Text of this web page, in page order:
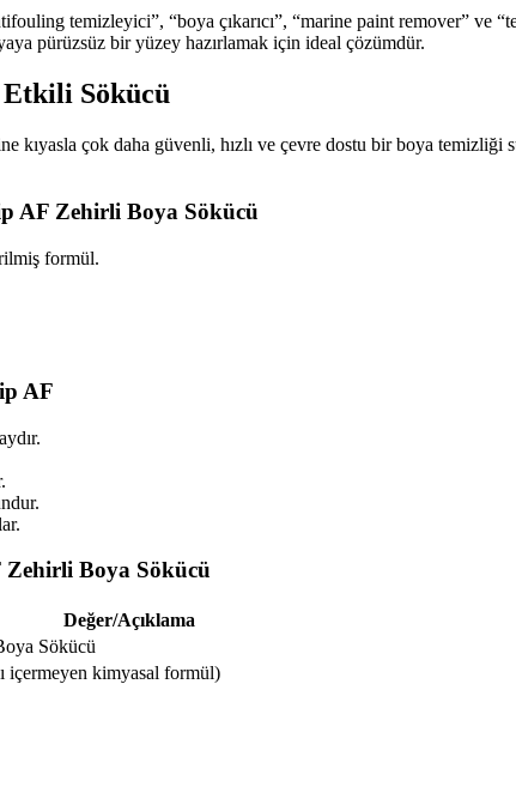
temizleyici”, “boya çıkarıcı”, “marine paint remover”
pürüzsüz bir yüzey hazırlamak için ideal çözümdür.
Sökücü
kıyasla çok daha güvenli, hızlı ve çevre dostu bir boya
AF Zehirli Boya Sökücü
formül.
AF
Boya Sökücü
Değer/Açıklama
Sökücü
içermeyen kimyasal formül)